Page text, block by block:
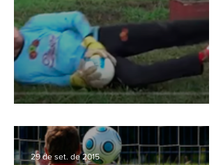
29 de set. de 2015